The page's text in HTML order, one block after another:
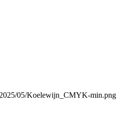
05/Koelewijn_CMYK-min.png